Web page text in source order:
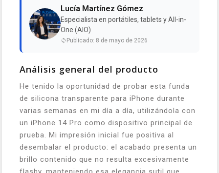
Lucía Martínez Gómez
Especialista en portátiles, tablets y All-in-
One (AIO)
Publicado: 8 de mayo de 2026
Análisis general del producto
He tenido la oportunidad de probar esta funda
de silicona transparente para iPhone durante
varias semanas en mi día a día, utilizándola con
un iPhone 14 Pro como dispositivo principal de
prueba. Mi impresión inicial fue positiva al
desembalar el producto: el acabado presenta un
brillo contenido que no resulta excesivamente